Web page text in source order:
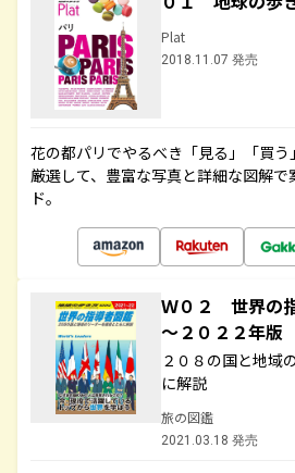
Plat
2018.11.07 発売
花の都パリでやるべき「見る」「買
厳選して、豊富な写真と詳細な図解で
ド。
Ｗ０２ 世界の
～２０２２年版
２０８の国と地域
に解説
旅の図鑑
2021.03.18 発売